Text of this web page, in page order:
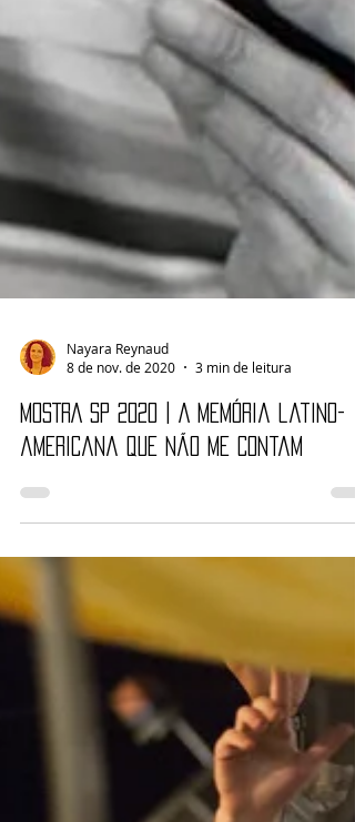
Nayara Reynaud
8 de nov. de 2020
3 min de leitura
MOSTRA SP 2020 | A memória latino-